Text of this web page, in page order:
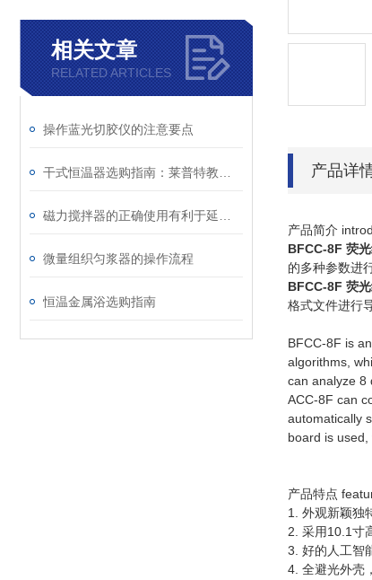
相关文章
RELATED ARTICLES
操作蓝光切胶仪的注意要点
微量组织匀浆器的操作流程
恒温金属浴选购指南
产品详
产品简介
BFCC-8F 荧
的多种参数进
BFCC-8F 荧
格式文件进行
BFCC-8F is
algorithms,
can analyze 8
ACC-8F can
automatically
board is
产品特点
1. 外观新颖独
2. 采用10.1寸
3. 好的人工智
4. 全避光外壳